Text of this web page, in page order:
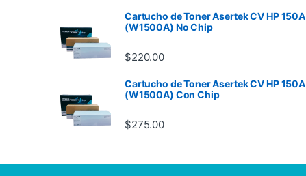
Cartucho de Toner Asertek CV HP 150A
(W1500A) No Chip
$220.00
Cartucho de Toner Asertek CV HP 150A
(W1500A) Con Chip
$275.00